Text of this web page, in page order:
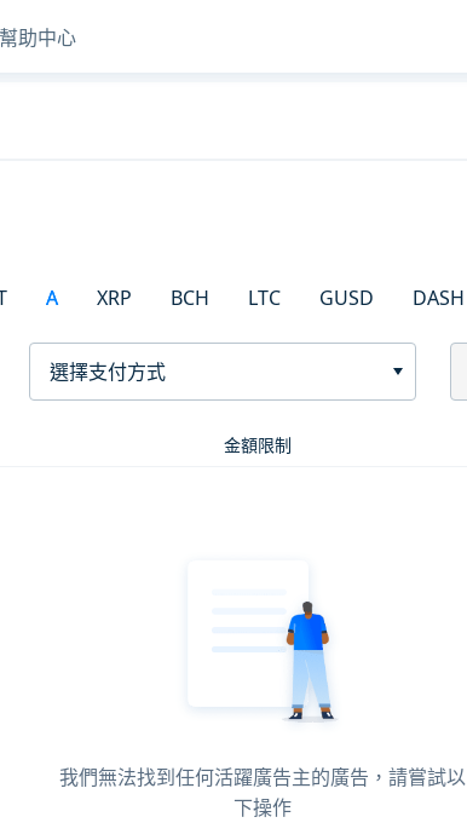
幫助中心
A XRP BCH LTC GUSD DASH
選擇支付方式
金額限制
我們無法找到任何活躍廣告主的廣告，請嘗試以
下操作